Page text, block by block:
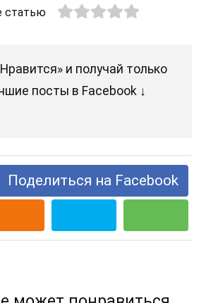
статью
и получай только
посты в Facebook ↓
Поделиться на Facebook